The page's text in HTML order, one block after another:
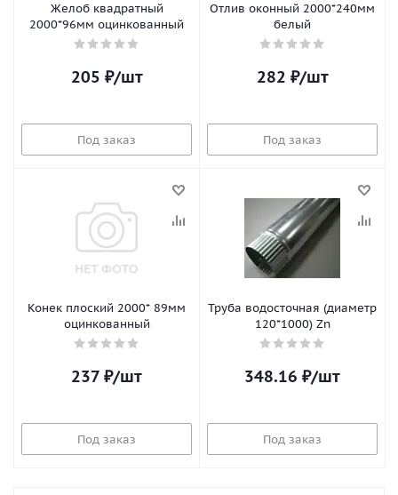
Желоб квадратный
2000*96мм оцинкованный
205 ₽/шт
Под заказ
Отлив оконный 2000*240мм
белый
282 ₽/шт
Под заказ
Конек плоский 2000* 89мм
оцинкованный
237 ₽/шт
Под заказ
Труба водосточная (диаметр
120*1000) Zn
348.16 ₽/шт
Под заказ